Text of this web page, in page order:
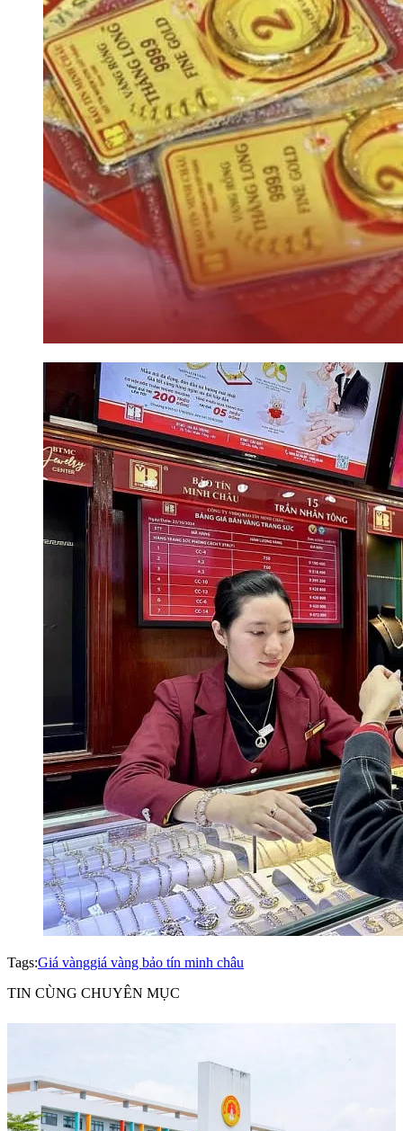
Tags:Giá vànggiá vàng bảo tín minh châu
TIN CÙNG CHUYÊN MỤC